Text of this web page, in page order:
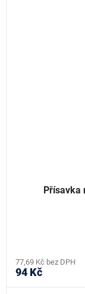
Přísavka
77,69 Kč bez DPH
94 Kč